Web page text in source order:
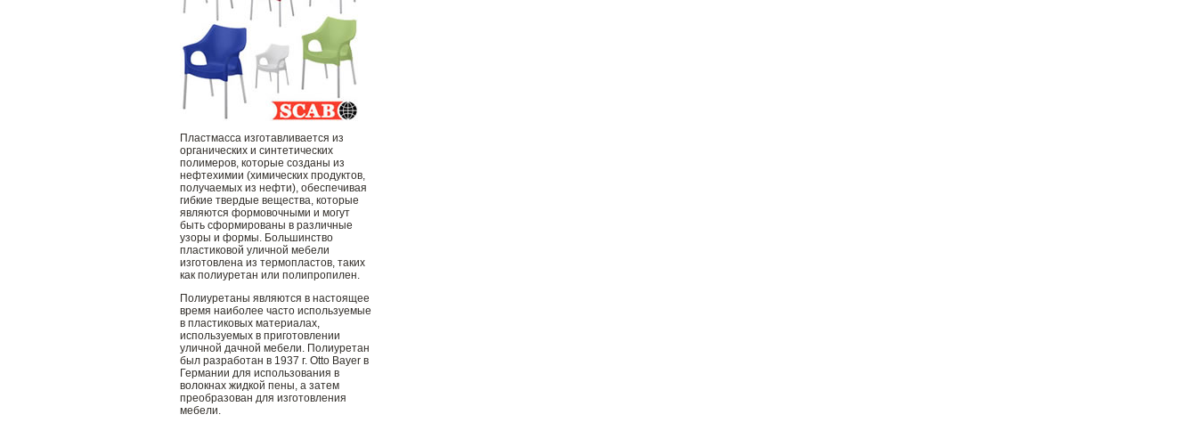
Пластмасса изготавливается из
органических и синтетических
полимеров, которые созданы из
нефтехимии (химических продуктов,
получаемых из нефти), обеспечивая
гибкие твердые вещества, которые
являются формовочными и могут
быть сформированы в различные
узоры и формы. Большинство
пластиковой уличной мебели
изготовлена ​​из термопластов, таких
как полиуретан или полипропилен.
Полиуретаны являются в настоящее
время наиболее часто используемые
в пластиковых материалах,
используемых в приготовлении
уличной дачной мебели. Полиуретан
был разработан в 1937 г. Otto Bayer в
Германии для использования в
волокнах жидкой пены, а затем
преобразован для изготовления
мебели.